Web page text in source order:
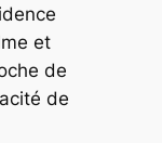
et
de
de